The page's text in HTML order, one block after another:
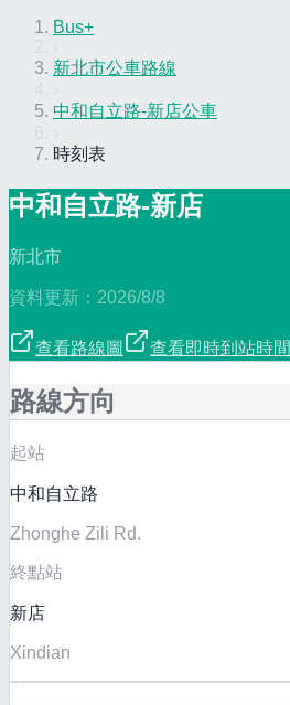
Bus+
新北市公車路線
中和自立路-新店公車
時刻表
中和自立路-新店
新北市
資料更新： 2026/8/8
查看路線圖 查看即時到站時間
路線方向
起站
中和自立路
Zhonghe Zili Rd.
終點站
新店
Xindian